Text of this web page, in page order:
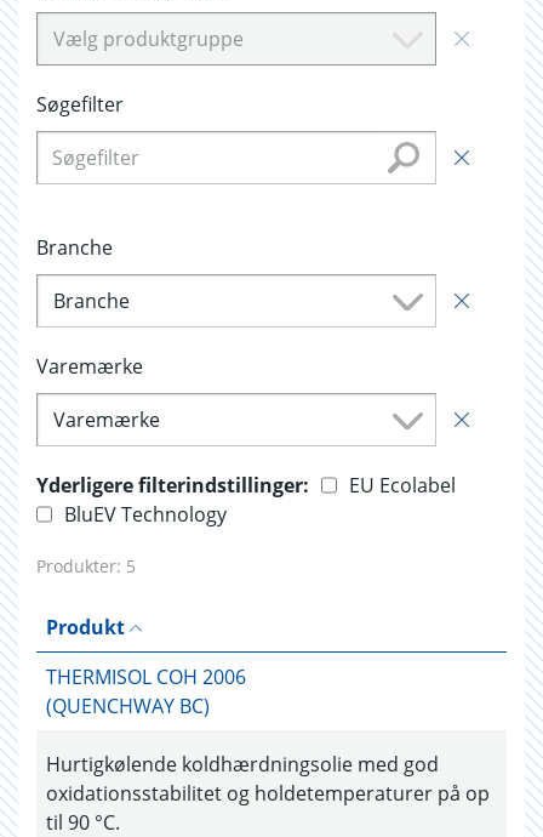
Vælg produktgruppe
Søgefilter
Branche
Branche
Varemærke
Varemærke
Yderligere filterindstillinger:
EU Ecolabel
BluEV Technology
Produkter: 5
Produkt
THERMISOL COH 2006
(QUENCHWAY BC)
Hurtigkølende koldhærdningsolie med god
oxidationsstabilitet og holdetemperaturer på op
til 90 °C.